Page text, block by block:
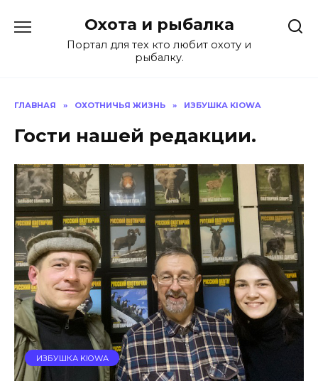
содержанию
Охота и рыбалка
Портал для тех кто любит охоту и
рыбалку.
ГЛАВНАЯ » ОХОТНИЧЬЯ ЖИЗНЬ » ИЗБУШКА KIOWA
Гости нашей редакции.
ИЗБУШКА KIOWA